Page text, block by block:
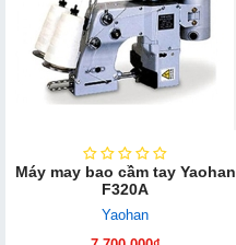
Máy may bao cầm tay Yaohan
F320A
Yaohan